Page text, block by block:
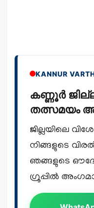
KANNUR
കണ്ണൂർ
തത്സമയം
ജില്ലയിലെ
നിങ്ങളുടെ
ഞങ്ങളുടെ
ഗ്രൂപ്പിൽ